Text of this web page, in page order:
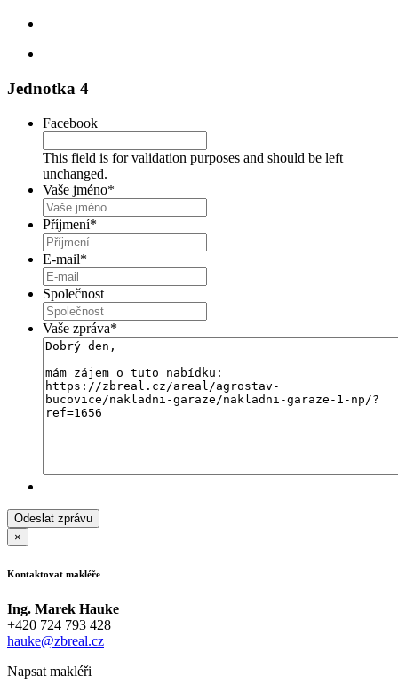
Jednotka 4
Facebook
This field is for validation purposes and should be left
unchanged.
Vaše jméno*
Příjmení*
E-mail*
Společnost
Vaše zpráva*
×
Kontaktovat makléře
Ing. Marek Hauke
+420 724 793 428
hauke@zbreal.cz
Napsat makléři